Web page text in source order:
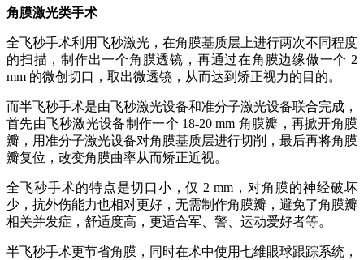
角膜激光类手术
全飞秒手术利用飞秒激光，在角膜基质层上进行两次不同程度
的扫描，制作出一个角膜透镜，再通过在角膜边缘做一个 2
mm 的微创切口，取出微透镜，从而达到矫正视力的目的。
而半飞秒手术是由飞秒激光设备和准分子激光设备联合完成，
首先由飞秒激光设备制作一个 18-20 mm 角膜瓣，再掀开角膜
瓣，用准分子激光设备对角膜基质层进行切削，最后再将角膜
瓣复位，改变角膜曲率从而矫正近视。
全飞秒手术的特点是切口小，仅 2 mm，对角膜的神经破坏
少，抗外伤能力也相对更好，无需制作角膜瓣，避免了角膜瓣
相关并发症，舒适度高，更适合军、警、运动爱好者等。
半飞秒手术更节省角膜，同时在术中使用七维眼球跟踪系统，